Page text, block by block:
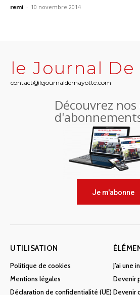
remi - 10 novembre 2014
le Journal
contact@lejournaldemayotte.com
Découvrez
Je m'abonne
UTILISATION
Politique de cookies
Mentions légales
Déclaration de confidentialité (UE)
J’ai une
Devenir
Devenir